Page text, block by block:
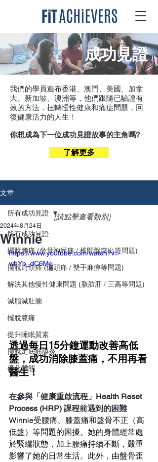
成功見證
我們的學員遍布香港、澳門、美國、加拿
大、新加坡、澳洲等，他們跟隨已驗證有
效的方法，扭轉慢性健康和痛症問題，回
復健康活力的人生！
你想成為下一位成功見證故事的主角嗎?
了解更多
文章
所有成功見證
擺脫腰痛 (坐骨神經痛 / 椎間盤突出等問題)
擺脫肩頸痛 (偏頭痛 / 雙手麻痹等問題)
解決其他慢性健康問題 (脂肪肝 / 三高等問題)
減脂減肚腩
擺脫膝痛
提升睡眠質素
擺脫足底筋膜炎
優化體態
所有成功見證
Winnie
2024年8月24日
https://www.youtube.com/watch?v=-
whYb_dC6Mg
透過每日15分鐘運動改善高低
盤，成功消除膝蓋痛，不用再看
醫生！
在參與「健康重啟流程」Health Reset
Process (HRP) 課程前遇到的困難
Winnie受腰痛、膝蓋痛和盤骨不正（高
低盤）等問題的困擾。她的身體經常處
於緊繃狀態，加上腰痛持續不斷，嚴重
影響了她的日常生活。此外，由盤骨歪
[請點擊查看類別]